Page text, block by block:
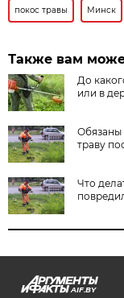
покос травы Минск
Также вам
До
или в
Обязаны
траву
Что
AIF.BY